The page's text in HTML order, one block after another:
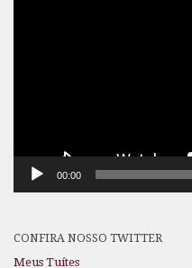
00:00
CONFIRA NOSSO TWITTER
Meus Tuítes